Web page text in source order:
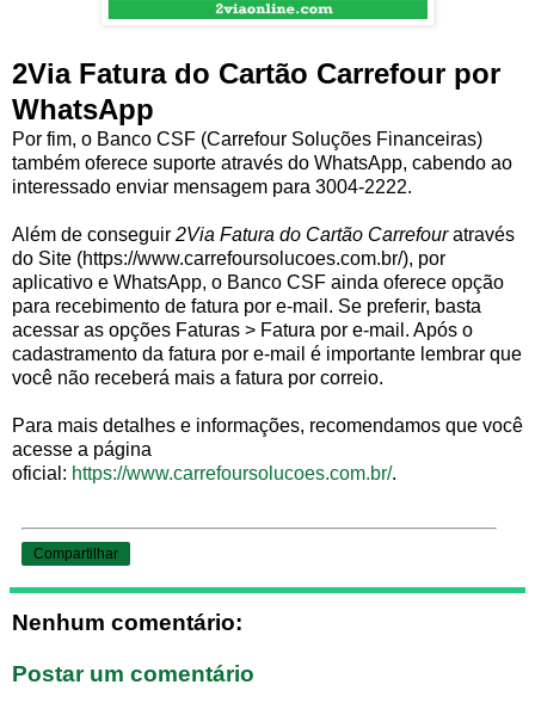
2Via Fatura do Cartão Carrefour por
WhatsApp
Por fim, o Banco CSF (Carrefour Soluções Financeiras)
também oferece suporte através do WhatsApp, cabendo ao
interessado enviar mensagem para 3004-2222.
Além de conseguir 2Via Fatura do Cartão Carrefouratravés
do Site (https://www.carrefoursolucoes.com.br/), por
aplicativo e WhatsApp, o Banco CSF ainda oferece opção
para recebimento de fatura por e-mail. Se preferir, basta
acessar as opções Faturas > Fatura por e-mail. Após o
cadastramento da fatura por e-mail é importante lembrar que
você não receberá mais a fatura por correio.
Para mais detalhes e informações, recomendamos que você
acesse a página
oficial: https://www.carrefoursolucoes.com.br/.
Compartilhar
Nenhum comentário:
Postar um comentário